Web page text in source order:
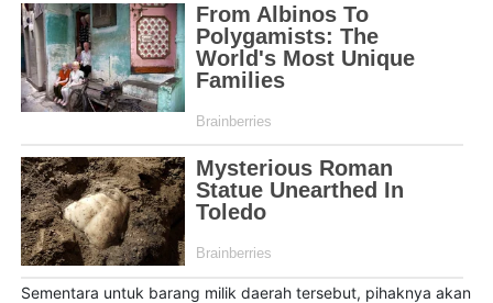
Sementara untuk barang milik daerah tersebut, pihaknya akan